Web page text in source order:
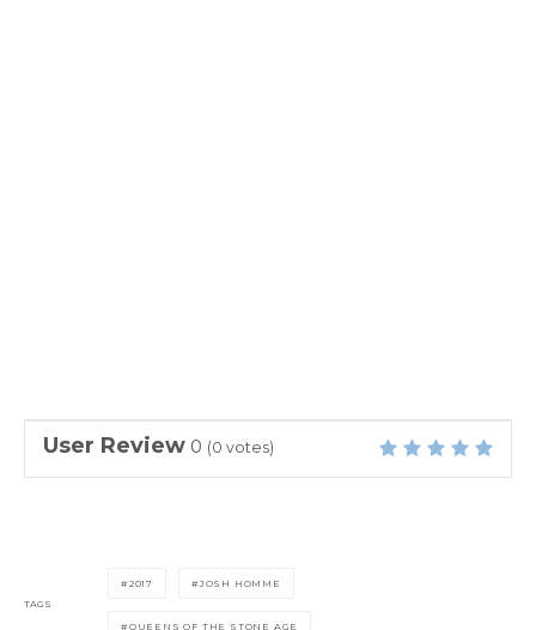
User Review 0 (0 votes)
TAGS
2017 JOSH HOMME
QUEENS OF THE STONE AGE